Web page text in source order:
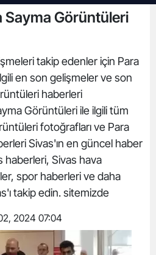
Sayma Görüntüleri
takip edenler için Para
en son gelişmeler ve son
haberleri
Görüntüleri ile ilgili tüm
fotoğrafları ve Para
Sivas'ın en güncel haber
haberleri, Sivas hava
spor haberleri ve daha
takip edin. sitemizde
2024 07:04